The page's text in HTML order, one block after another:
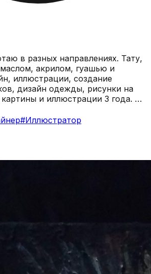
в разных направлениях. Тату,
акрилом, гуашью и
иллюстрации, создание
дизайн одежды, рисунки на
и иллюстрации 3 года. В
#Иллюстратор